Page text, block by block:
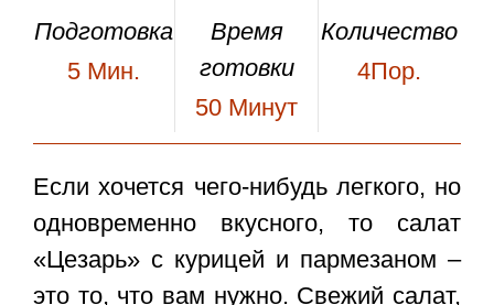
Подготовка
5 Мин.
Время
готовки
50 Минут
Количество
4Пор.
Если хочется чего-нибудь легкого, но
одновременно вкусного, то салат
«Цезарь» с курицей и пармезаном –
это то, что вам нужно. Свежий салат,